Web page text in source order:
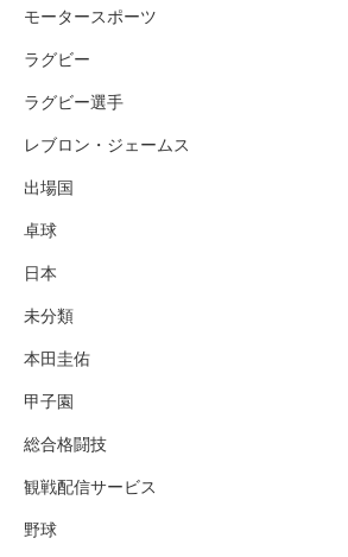
モータースポーツ
ラグビー
ラグビー選手
レブロン・ジェームス
出場国
卓球
日本
未分類
本田圭佑
甲子園
総合格闘技
観戦配信サービス
野球